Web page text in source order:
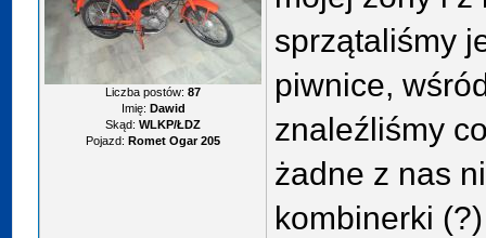
Liczba postów:87
Imię: Dawid
Skąd: WLKP/ŁDZ
Pojazd: Romet Ogar 205
sprzątaliśmy
piwnice,
znaleźliśmy
żadne z nas
kombinerki